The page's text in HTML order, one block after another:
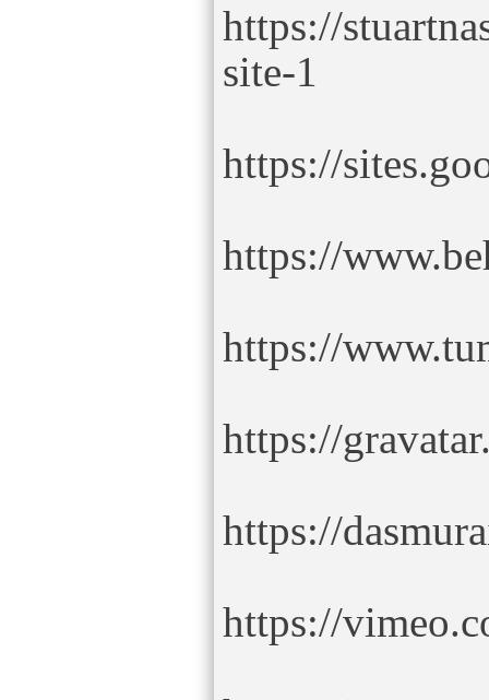
https://
site-1
https://
https://
https://
https://
https://
https://